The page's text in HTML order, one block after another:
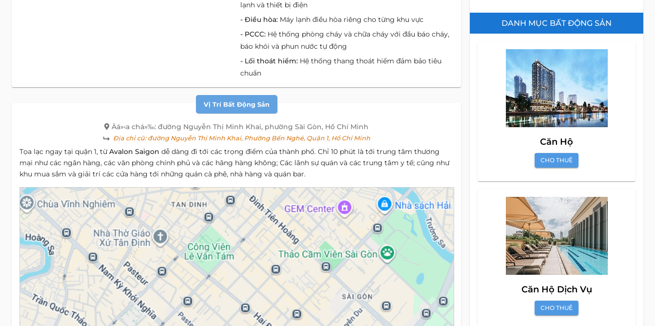
lạnh và thiết bị điện
- Điều hòa: Máy lạnh điều hòa riêng cho từng khu vực
- PCCC: Hệ thống phòng cháy và chữa cháy với đầu báo cháy,
báo khói và phun nước tự động
- Lối thoát hiểm: Hệ thống thang thoát hiểm đảm bảo tiêu
chuẩn
Vị Trí Bất Động Sản
Äá»‹a chá»‰: đường Nguyễn Thị Minh Khai, phường Sài Gòn, Hồ Chí Minh
Địa chỉ cũ:đường Nguyễn Thị Minh Khai, Phường Bến Nghé, Quận 1, Hồ Chí Minh
Tọa lạc ngay tại quận 1, từAvalon Saigon dễ dàng đi tới các trọng điểm của thành phố. Chỉ 10 phút là tới trung tâm thương
mại như các ngân hàng, các văn phòng chính phủ và các hãng hàng không; Các lãnh sự quán và các trung tâm y tế; cũng như
khu mua sắm và giải trí các cửa hàng tới những quán cà phê, nhà hàng và quán bar.
DANH MỤC BẤT ĐỘNG SẢN
Căn Hộ
CHO THUÊ
Căn Hộ Dịch Vụ
CHO THUÊ